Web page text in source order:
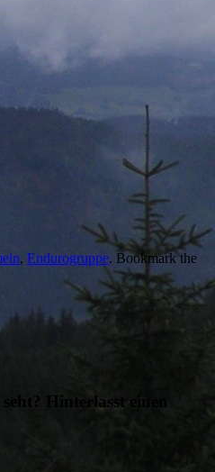
, Endurogruppe. Bookmark the
Hinterlasst einen